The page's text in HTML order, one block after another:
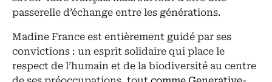
passerelle d’échange entre les générations.
Madine France est entièrement guidé par ses
convictions : un esprit solidaire qui place le
respect de l’humain et de la biodiversité au centre